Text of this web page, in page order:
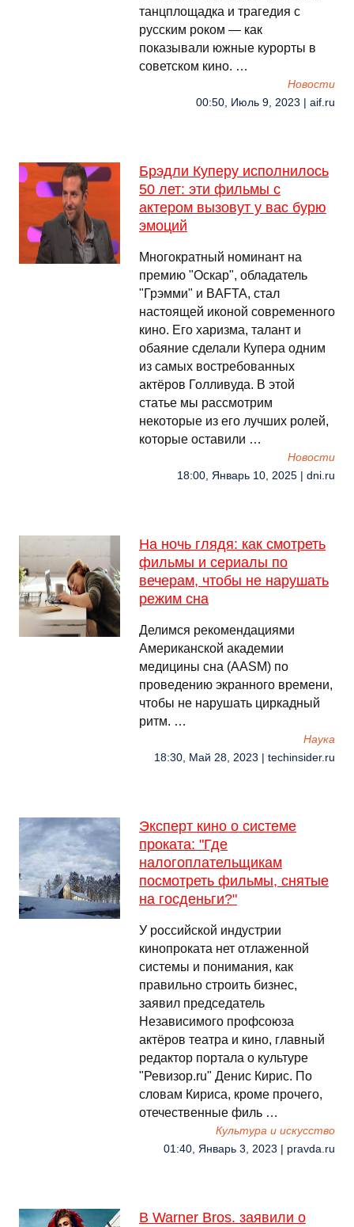
танцплощадка и трагедия с
русским роком — как
показывали южные курорты в
советском кино. …
Новости
00:50, Июль 9, 2023 | aif.ru
Брэдли Куперу исполнилось
50 лет: эти фильмы с
актером вызовут у вас бурю
эмоций
Многократный номинант на
премию "Оскар", обладатель
"Грэмми" и BAFTA, стал
настоящей иконой современного
кино. Его харизма, талант и
обаяние сделали Купера одним
из самых востребованных
актёров Голливуда. В этой
статье мы рассмотрим
некоторые из его лучших ролей,
которые оставили …
Новости
18:00, Январь 10, 2025 | dni.ru
На ночь глядя: как смотреть
фильмы и сериалы по
вечерам, чтобы не нарушать
режим сна
Делимся рекомендациями
Американской академии
медицины сна (AASM) по
проведению экранного времени,
чтобы не нарушать циркадный
ритм. …
Наука
18:30, Май 28, 2023 | techinsider.ru
Эксперт кино о системе
проката: "Где
налогоплательщикам
посмотреть фильмы, снятые
на госденьги?"
У российской индустрии
кинопроката нет отлаженной
системы и понимания, как
правильно строить бизнес,
заявил председатель
Независимого профсоюза
актёров театра и кино, главный
редактор портала о культуре
"Ревизор.ru" Денис Кирис. По
словам Кириса, кроме прочего,
отечественные филь …
Культура и искусство
01:40, Январь 3, 2023 | pravda.ru
В Warner Bros. заявили о